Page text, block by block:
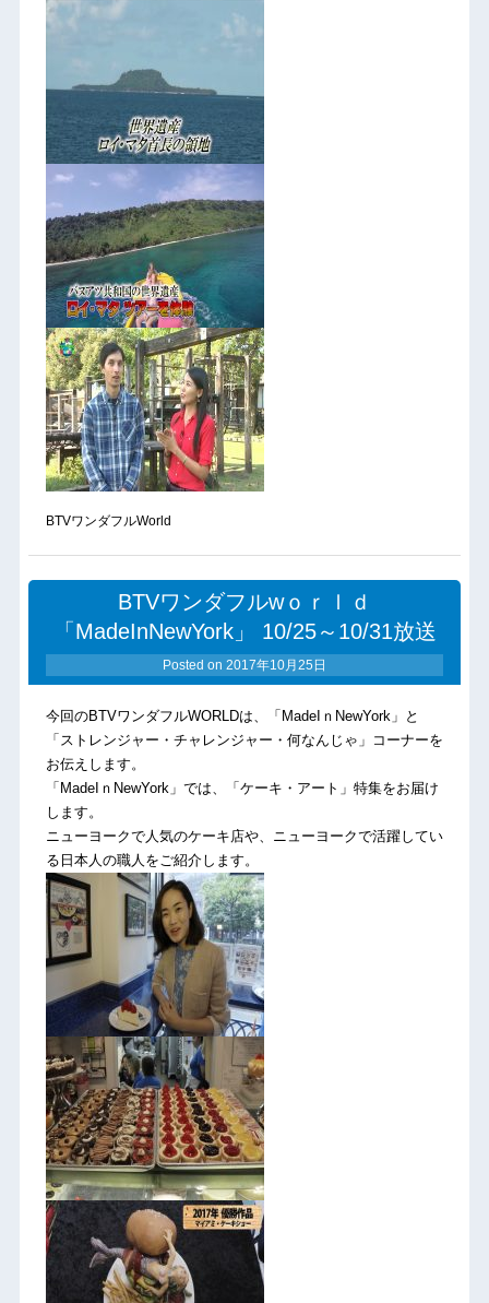
BTVワンダフルWorld
BTVワンダフルwｏｒｌｄ
「MadeInNewYork」 10/25～10/31放送
Posted on 2017年10月25日
今回のBTVワンダフルWORLDは、「MadeIｎNewYork」と
「ストレンジャー・チャレンジャー・何なんじゃ」コーナーを
お伝えします。
「MadeIｎNewYork」では、「ケーキ・アート」特集をお届け
します。
ニューヨークで人気のケーキ店や、ニューヨークで活躍してい
る日本人の職人をご紹介します。